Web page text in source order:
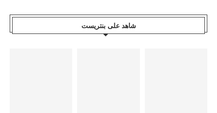
شاهد على بنتريست